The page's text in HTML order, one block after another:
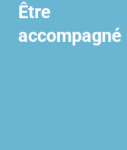
Être
accompagné